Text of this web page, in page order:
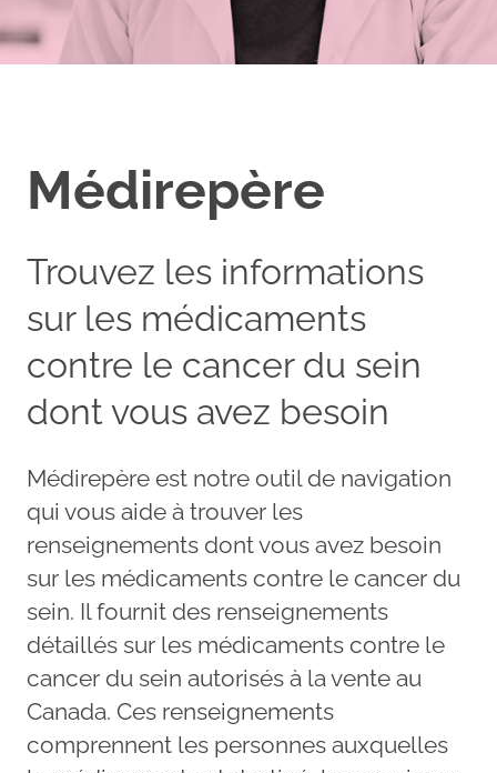
Médirepère
Trouvez les informations
sur les médicaments
contre le cancer du sein
dont vous avez besoin
Médirepère est notre outil de navigation
qui vous aide à trouver les
renseignements dont vous avez besoin
sur les médicaments contre le cancer du
sein. Il fournit des renseignements
détaillés sur les médicaments contre le
cancer du sein autorisés à la vente au
Canada. Ces renseignements
comprennent les personnes auxquelles